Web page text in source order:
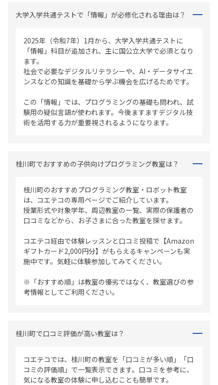
大学入学共通テストで「情報」が必修化される理由は？
2025年（令和7年）1月から、大学入学共通テストに
「情報」科目が追加され、主に国公立大学で必須となり
ます。
社会で必要なデジタルリテラシーや、AI・データサイエ
ンスなどの知識を基礎から学ぶ機会を広げるためです。
この「情報」では、プログラミングの基礎も問われ、試
験用の疑似言語が使われます。今後ますますデジタル技
術を活用する力が重要視されるようになります。
桂川町でおすすめの子供向けプログラミング教室は？
桂川町のおすすめプログラミング教室・ロボット教室
は、コエテコの専用ページでご紹介しています。
授業形式や対象学年、周辺教室の一覧、実際の保護者の
口コミなどから、お子さまに合った教室を探せます。
コエテコ経由で体験レッスンと口コミ投稿で【Amazon
ギフトカード2,000円分】がもらえるキャンペーンも実
施中です。気軽に体験参加してみてください。
※「おすすめ順」は教室の優劣ではなく、教室選びの参
考情報としてご利用ください。
桂川町で口コミ評価が高い教室は？
コエテコでは、桂川町の教室を「口コミが多い順」「口
コミの評価順」で一覧表示できます。口コミを参考に、
気になる教室の体験に申し込むことも簡単です。